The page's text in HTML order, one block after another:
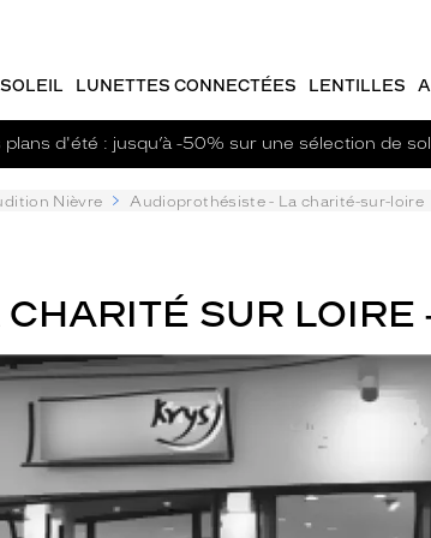
LUNETTES CONNECTÉES LENTILLES
plans d'été : jusqu’à -50% sur une sélection de
Nièvre Audioprothésiste - La charité-sur-loire
SUR LOIRE